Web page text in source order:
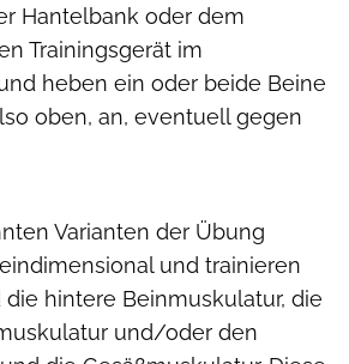
Hantelbank oder dem
Trainingsgerät im
heben ein oder beide Beine
oben, an, eventuell gegen
Varianten der Übung
und trainieren
hintere Beinmuskulatur, die
und/oder den